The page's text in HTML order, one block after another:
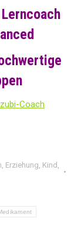
Coach
, Erziehung, Kind ,